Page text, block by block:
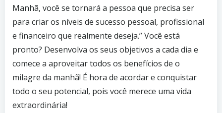
Manhã, você se tornará a pessoa que precisa ser
para criar os níveis de sucesso pessoal, profissional
e financeiro que realmente deseja.” Você está
pronto? Desenvolva os seus objetivos a cada dia e
comece a aproveitar todos os benefícios de o
milagre da manhã! É hora de acordar e conquistar
todo o seu potencial, pois você merece uma vida
extraordinária!